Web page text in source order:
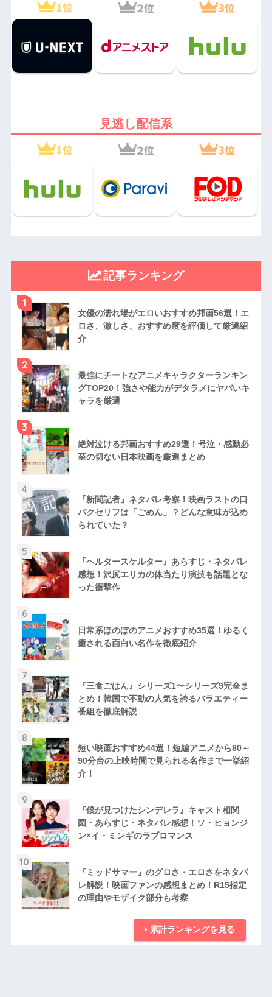
見逃し配信系
記事ランキング
1
女優の濡れ場がエロいおすすめ邦画56選！エ
ロさ、激しさ、おすすめ度を評価して厳選紹
介
2
最強にチートなアニメキャラクターランキン
グTOP20！強さや能力がデタラメにヤバいキ
ャラを厳選
3
絶対泣ける邦画おすすめ29選！号泣・感動必
至の切ない日本映画を厳選まとめ
4
『新聞記者』ネタバレ考察！映画ラストの口
パクセリフは「ごめん」？どんな意味が込め
られていた？
5
『ヘルタースケルター』あらすじ・ネタバレ
感想！沢尻エリカの体当たり演技も話題とな
った衝撃作
6
日常系ほのぼのアニメおすすめ35選！ゆるく
癒される面白い名作を徹底紹介
7
『三食ごはん』シリーズ1〜シリーズ9完全ま
とめ！韓国で不動の人気を誇るバラエティー
番組を徹底解説
8
短い映画おすすめ44選！短編アニメから80～
90分台の上映時間で見られる名作まで一挙紹
介！
9
『僕が見つけたシンデレラ』キャスト相関
図・あらすじ・ネタバレ感想！ソ・ヒョンジ
ン×イ・ミンギのラブロマンス
10
『ミッドサマー』のグロさ・エロさをネタバ
レ解説！映画ファンの感想まとめ！R15指定
の理由やモザイク部分も考察
累計ランキングを見る